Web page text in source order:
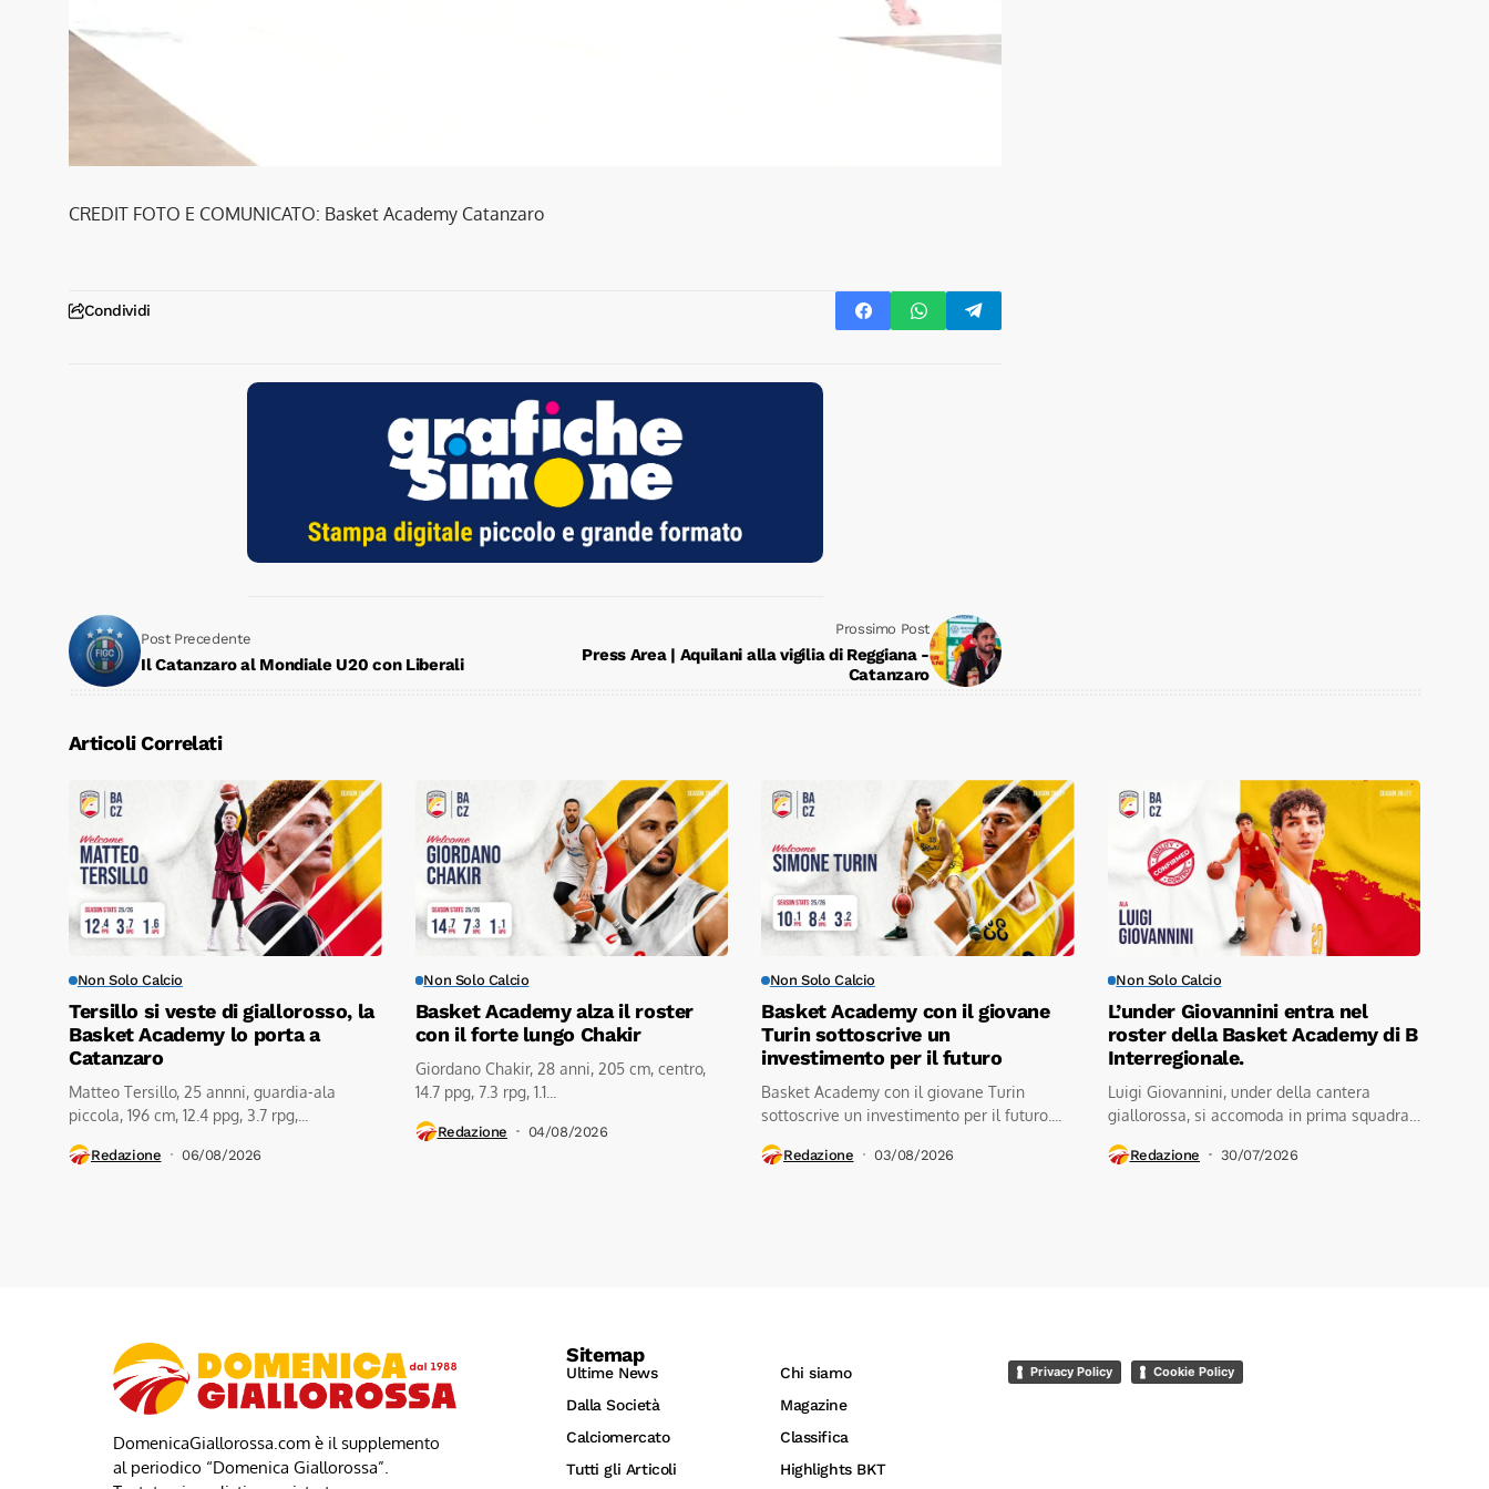
CREDIT FOTO E COMUNICATO: Basket Academy Catanzaro
Condividi
Post Precedente
Il Catanzaro al Mondiale U20 con Liberali
Prossimo Post
Press Area | Aquilani alla vigilia di Reggiana -
Catanzaro
Articoli Correlati
Non Solo Calcio
Tersillo si veste di giallorosso, la
Basket Academy lo porta a
Catanzaro
Matteo Tersillo, 25 annni, guardia-ala
piccola, 196 cm, 12.4 ppg, 3.7 rpg,...
Redazione 06/08/2026
Non Solo Calcio
Basket Academy alza il roster
con il forte lungo Chakir
Giordano Chakir, 28 anni, 205 cm, centro,
14.7 ppg, 7.3 rpg, 1.1...
Redazione 04/08/2026
Non Solo Calcio
Basket Academy con il giovane
Turin sottoscrive un
investimento per il futuro
Basket Academy con il giovane Turin
sottoscrive un investimento per il futuro....
Redazione 03/08/2026
Non Solo Calcio
L’under Giovannini entra nel
roster della Basket Academy di B
Interregionale.
Luigi Giovannini, under della cantera
giallorossa, si accomoda in prima squadra.
Redazione 30/07/2026
DomenicaGiallorossa.com è il supplemento
al periodico “Domenica Giallorossa”.
Sitemap
Ultime News
Chi siamo
Dalla Società
Magazine
Calciomercato
Classifica
Tutti gli Articoli
Highlights BKT
Privacy Policy Cookie Policy